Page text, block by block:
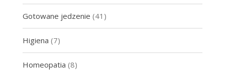
Gotowane jedzenie (41)
Higiena (7)
Homeopatia (8)